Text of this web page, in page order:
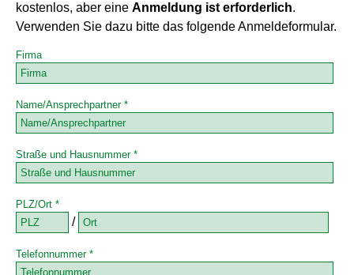
kostenlos, aber eine Anmeldung ist erforderlich.
Verwenden Sie dazu bitte das folgende Anmeldeformular.
Firma
Name/Ansprechpartner *
Straße und Hausnummer *
PLZ/Ort *
/
Telefonnummer *